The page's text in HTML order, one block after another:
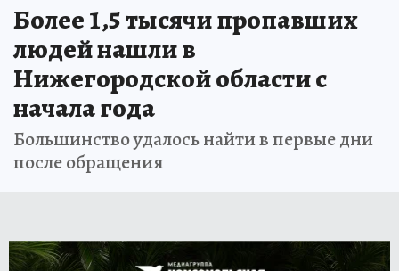
Более 1,5 тысячи пропавших
людей нашли в
Нижегородской области с
начала года
Большинство удалось найти в первые дни
после обращения